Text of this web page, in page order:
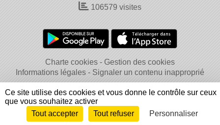
106579 visites
Charte cookies
Gestion des cookies
Informations légales
Signaler un contenu inapproprié
Envie de participer ? Connexion
Ce site utilise des cookies et vous donne le contrôle sur ceux
que vous souhaitez activer
Tout accepter
Tout refuser Personnaliser